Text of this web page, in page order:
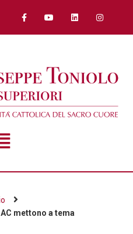
mettono a tema